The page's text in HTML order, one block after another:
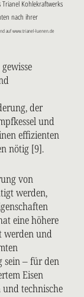
Kohlekraftwerks
nach ihrer
auf www.trianel-luenen.de
der
und
effizienten
nötig [9].
von
werden,
eine höhere
werden und
sein – für den
Eisen
und technische